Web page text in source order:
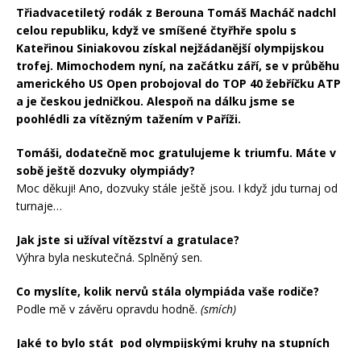
Třiadvacetiletý rodák z Berouna Tomáš Macháč nadchl
celou republiku, když ve smíšené čtyřhře spolu s
Kateřinou Siniakovou získal nejžádanější olympijskou
trofej. Mimochodem nyní, na začátku září, se v průběhu
amerického US Open probojoval do TOP 40 žebříčku ATP
a je českou jedničkou. Alespoň na dálku jsme se
poohlédli za vítězným tažením v Paříži.
Tomáši, dodatečně moc gratulujeme k triumfu. Máte v
sobě ještě dozvuky olympiády?
Moc děkuji! Ano, dozvuky stále ještě jsou. I když jdu turnaj od
turnaje…
Jak jste si užíval vítězství a gratulace?
Výhra byla neskutečná. Splněný sen.
Co myslíte, kolik nervů stála olympiáda vaše rodiče?
Podle mě v závěru opravdu hodně. (smích)
Jaké to bylo stát pod olympijskými kruhy na stupních